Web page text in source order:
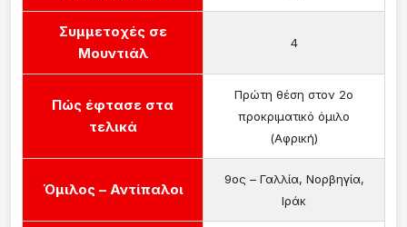
Συμμετοχές σε
Μουντιάλ
4
Πώς έφτασε στα
τελικά
Πρώτη θέση στον 2ο
προκριματικό όμιλο
(Αφρική)
Όμιλος – Αντίπαλοι
9ος – Γαλλία, Νορβηγία,
Ιράκ